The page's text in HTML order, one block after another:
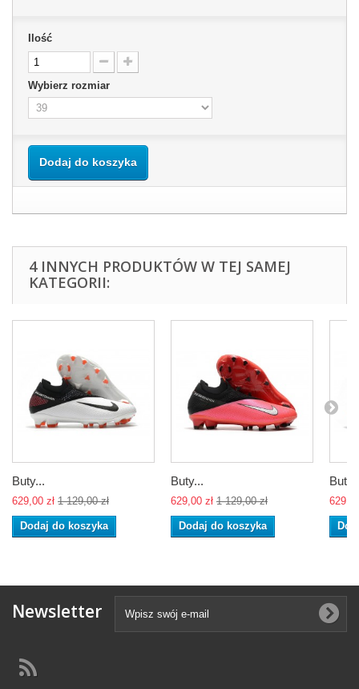
Ilość
Wybierz rozmiar
Dodaj do koszyka
4 INNYCH PRODUKTÓW W TEJ SAMEJ
KATEGORII:
Buty...
629,00 zł 1 129,00 zł
Dodaj do koszyka
Buty...
629,00 zł 1 129,00 zł
Dodaj do koszyka
Newsletter